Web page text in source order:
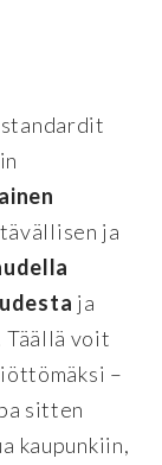
ja
ja
Täällä voit
–
sitten
kaupunkiin,